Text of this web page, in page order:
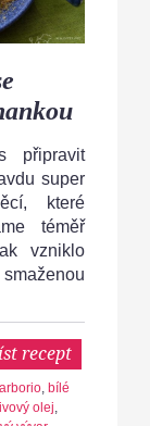
připravit
super
které
téměř
vzniklo
recept
arborio, bílé
olej,